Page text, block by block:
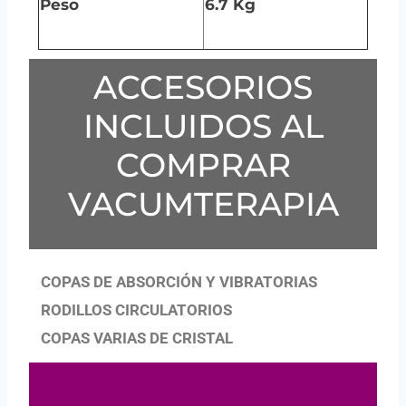
Peso 6.7 Kg
ACCESORIOS
INCLUIDOS AL
COMPRAR
VACUMTERAPIA
COPAS DE ABSORCIÓN Y VIBRATORIAS
RODILLOS CIRCULATORIOS
COPAS VARIAS DE CRISTAL